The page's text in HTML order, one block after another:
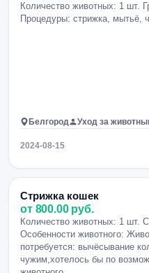
Количество животных: 1 шт.
Процедуры: стрижка, мытьё,
Белгород Уход за
2024-08-15
Стрижка кошек
от 800.00 руб.
Количество животных: 1 шт.
Особенности животного:
потребуется: вычёсывание
чужим,хотелось бы по